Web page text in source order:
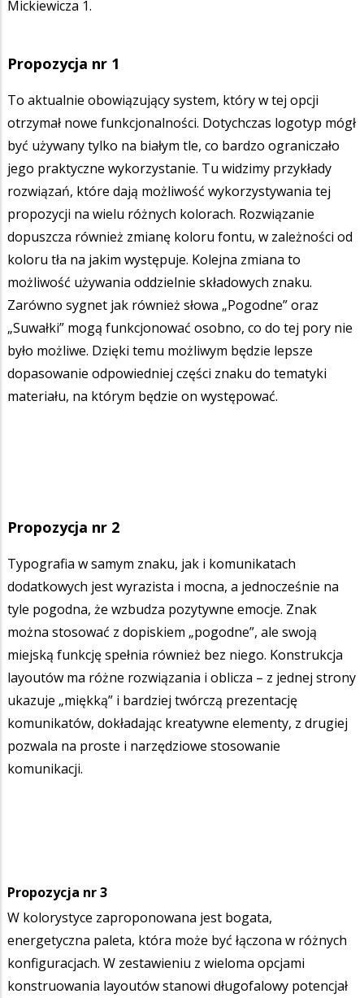
Mickiewicza 1.
Propozycja nr 1
To aktualnie obowiązujący system, który w tej opcji
otrzymał nowe funkcjonalności. Dotychczas logotyp mógł
być używany tylko na białym tle, co bardzo ograniczało
jego praktyczne wykorzystanie. Tu widzimy przykłady
rozwiązań, które dają możliwość wykorzystywania tej
propozycji na wielu różnych kolorach. Rozwiązanie
dopuszcza również zmianę koloru fontu, w zależności od
koloru tła na jakim występuje. Kolejna zmiana to
możliwość używania oddzielnie składowych znaku.
Zarówno sygnet jak również słowa „Pogodne” oraz
„Suwałki” mogą funkcjonować osobno, co do tej pory nie
było możliwe. Dzięki temu możliwym będzie lepsze
dopasowanie odpowiedniej części znaku do tematyki
materiału, na którym będzie on występować.
Propozycja nr 2
Typografia w samym znaku, jak i komunikatach
dodatkowych jest wyrazista i mocna, a jednocześnie na
tyle pogodna, że wzbudza pozytywne emocje. Znak
można stosować z dopiskiem „pogodne”, ale swoją
miejską funkcję spełnia również bez niego. Konstrukcja
layoutów ma różne rozwiązania i oblicza – z jednej strony
ukazuje „miękką” i bardziej twórczą prezentację
komunikatów, dokładając kreatywne elementy, z drugiej
pozwala na proste i narzędziowe stosowanie
komunikacji.
Propozycja nr 3
W kolorystyce zaproponowana jest bogata,
energetyczna paleta, która może być łączona w różnych
konfiguracjach. W zestawieniu z wieloma opcjami
konstruowania layoutów stanowi długofalowy potencjał